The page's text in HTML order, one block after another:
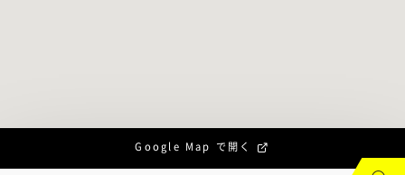
Google Map で開く